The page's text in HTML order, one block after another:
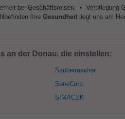
bei Geschäftsreisen. • Verpflegung
Ihre Gesundheit liegt uns am
an der Donau, die einstellen:
Saubermacher
SeneCura
SIMACEK